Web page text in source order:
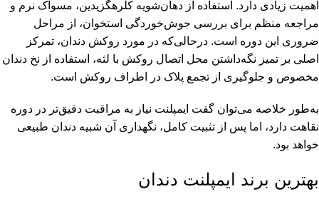
اهمیت زیادی دارد. استفاده از دهان‌شویه کلرهگزیدین، مسواک نرم و
مراجعه منظم برای بررسی جوش‌خوردگی استخوان، از مراحل
ضروری این دوره است. درحالی‌که در مورد روکش دندان، تمرکز
اصلی بر تمیز نگه‌داشتن محل اتصال روکش با لثه، استفاده از نخ دندان
مخصوص و جلوگیری از تجمع پلاک در اطراف روکش است.
به‌طور خلاصه می‌توان گفت ایمپلنت نیاز به مراقبت دقیق‌تر در دوره
نقاهت دارد، اما پس از تثبیت کامل، نگهداری آن شبیه دندان طبیعی
خواهد بود.
بهترین برند ایمپلنت دندان